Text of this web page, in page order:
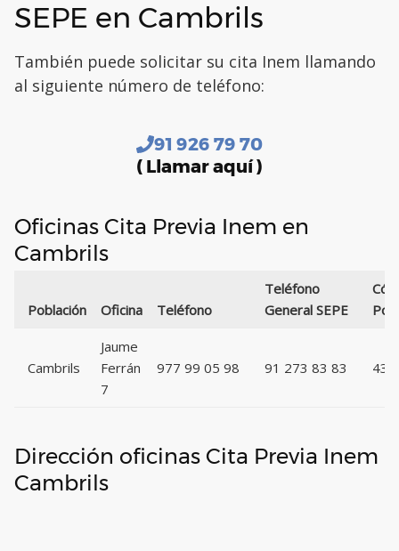
SEPE en Cambrils
También puede solicitar su cita Inem llamando
al siguiente número de teléfono:
91 926 79 70
( Llamar aquí )
Oficinas Cita Previa Inem en
Cambrils
Población Oficina Teléfono
Teléfono
General SEPE
Cambrils
Jaume
Ferrán
7
977 99 05 98 91 273 83 83
Dirección oficinas Cita Previa Inem
Cambrils